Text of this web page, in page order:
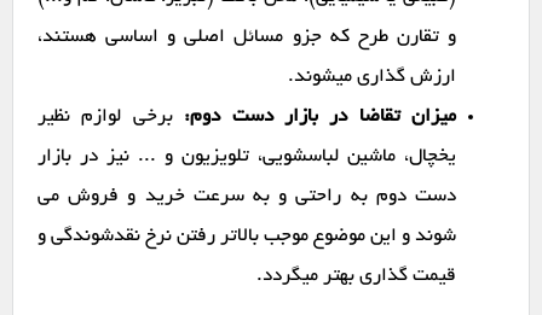
و تقارن طرح که جزو مسائل اصلی و اساسی هستند،
ارزش گذاری میشوند.
میزان تقاضا در بازار دست دوم: برخی لوازم نظیر
یخچال، ماشین لباسشویی، تلویزیون و ... نیز در بازار
دست دوم به راحتی و به سرعت خرید و فروش می
شوند و این موضوع موجب بالاتر رفتن نرخ نقدشوندگی و
قیمت گذاری بهتر میگردد.